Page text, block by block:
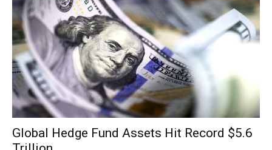
Global Hedge Fund Assets Hit Record $5.6